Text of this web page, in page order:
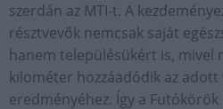
szerdán az MTI-t. A
résztvevők nemcsak saját
hanem településükért is, mivel
kilométer hozzáadódik az
eredményéhez. Így a